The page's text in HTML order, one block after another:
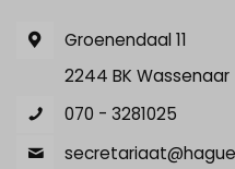
Groenendaal 11
2244 BK Wassenaar
070 - 3281025